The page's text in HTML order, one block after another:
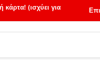
(ισχύει για